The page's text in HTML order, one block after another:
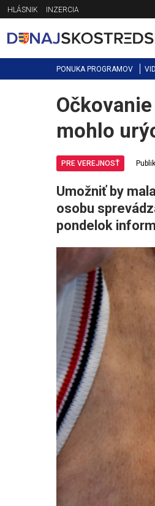
Jump
to
navigation
HLÁSNIK INZERCIA
PONUKA PROGRAMOV
Back
to
mohlo
PRE VEREJNOSŤ
Umožniť by
osobu
pondelok